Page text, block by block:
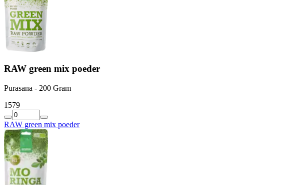
RAW green mix poeder
Purasana - 200 Gram
1579
RAW green mix poeder